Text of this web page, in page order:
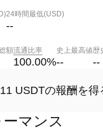
24時間最低(USD)
--
額流通比率
100.00%
史上最高値
--
歴
--
USDTの報酬を得
マンス